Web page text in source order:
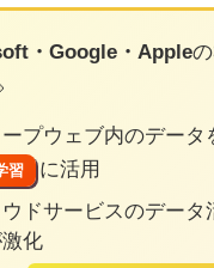
・Google・Apple
プウェブ内のデータ
習
に活用
ドサービスのデータ
化